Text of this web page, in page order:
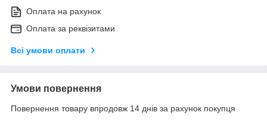
Оплата на рахунок
Оплата за реквізитами
Всі умови оплати
Умови повернення
Повернення товару впродовж 14 днів за рахунок покупця